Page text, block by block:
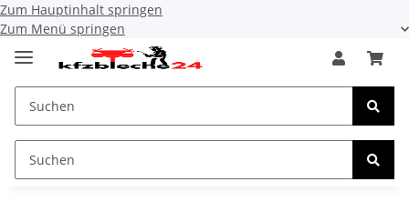
Zum Hauptinhalt springen
Zum Menü springen